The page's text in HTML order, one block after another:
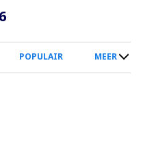
POPULAIR MEER